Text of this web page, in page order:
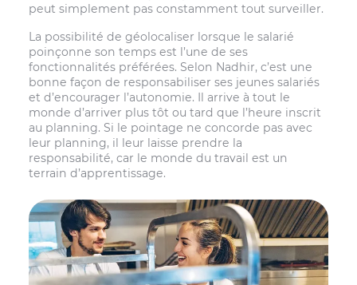
peut simplement pas constamment tout surveiller.
La possibilité de géolocaliser lorsque le salarié
poinçonne son temps est l’une de ses
fonctionnalités préférées. Selon Nadhir, c’est une
bonne façon de responsabiliser ses jeunes salariés
et d’encourager l’autonomie. Il arrive à tout le
monde d’arriver plus tôt ou tard que l’heure inscrit
au planning. Si le pointage ne concorde pas avec
leur planning, il leur laisse prendre la
responsabilité, car le monde du travail est un
terrain d’apprentissage.